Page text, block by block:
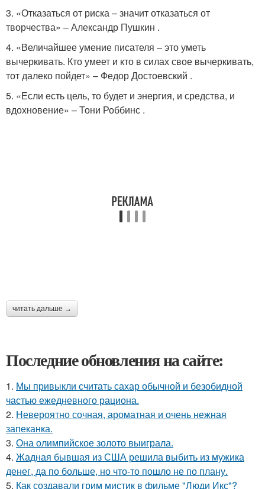
3. «Отказаться от риска – значит отказаться от
творчества» – Александр Пушкин .
4. «Величайшее умение писателя – это уметь
вычеркивать. Кто умеет и кто в силах свое вычеркивать,
тот далеко пойдет» – Федор Достоевский .
5. «Если есть цель, то будет и энергия, и средства, и
вдохновение» – Тони Роббинс .
читать дальше →
Последние обновления на сайте:
1. Мы привыкли считать сахар обычной и безобидной
частью ежедневного рациона.
2. Невероятно сочная, ароматная и очень нежная
запеканка.
3. Она олимпийское золото выиграла.
4. Жадная бывшая из США решила выбить из мужика
денег, да по больше, но что-то пошло не по плану.
5. Как создавали грим мистик в фильме "Люди Икс"?